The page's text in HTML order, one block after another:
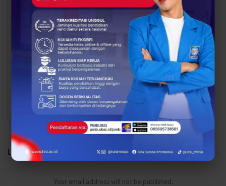
Dari Catatan Manual
Menuju Digital, UBSI
Bantu Bank Sampah
Mawar Burangrang
Kelola…
Dari Sampah Jadi
Rupiah, UBSI Bantu
Bank Sampah Mawar
Burangrang Go Digital
Lewat…
PREV NEXT
LEAVE A REPLY
Your email address will not be published.